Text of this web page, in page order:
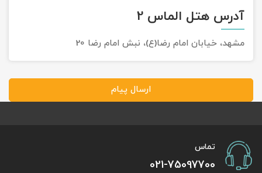
آدرس هتل الماس 2
مشهد، خیابان امام رضا(ع)، نبش امام رضا 20
ارسال پیام
تماس
021-75097700
تور آفرود